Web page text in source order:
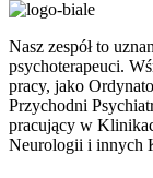
Nasz zespół to
psychoterapeuci.
pracy, jako
Przychodni
pracujący w
Neurologii i innych